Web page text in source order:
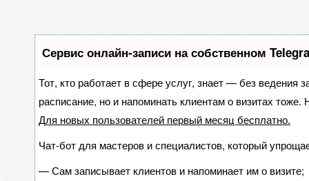
Сервис онлайн-записи на собственном
Тот, кто работает в сфере услуг, знает — без ведения
расписание, но и напоминать клиентам о визитах
Для новых пользователей первый месяц бесплатно.
Чат-бот для мастеров и специалистов, который
—Сам записывает клиентов и напоминает им о визите;